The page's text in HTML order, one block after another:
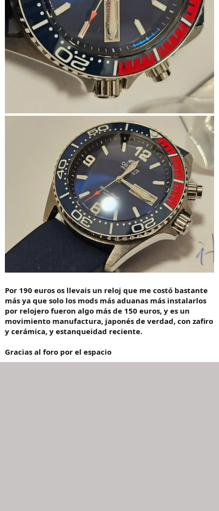
Por 190 euros os llevais un reloj que me costó bastante
más ya que solo los mods más aduanas más instalarlos
por relojero fueron algo más de 150 euros, y es un
movimiento manufactura, japonés de verdad, con zafiro
y cerámica, y estanqueidad reciente.
Gracias al foro por el espacio